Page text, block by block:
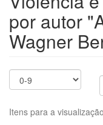
por autor
Wagner
Itens para a